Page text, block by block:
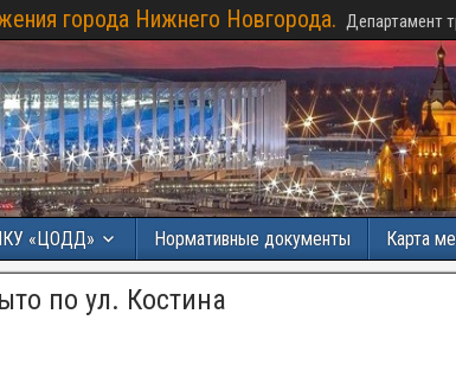
города Нижнего Новгорода. Департамент
«ЦОДД» Нормативные документы Карта
по ул. Костина